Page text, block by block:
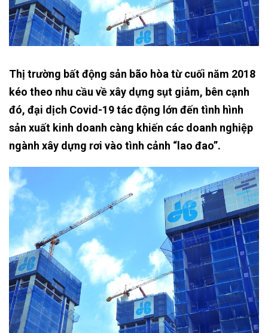
Thị trường bất động sản bão hòa từ cuối năm 2018
kéo theo nhu cầu về xây dựng sụt giảm, bên cạnh
đó, đại dịch Covid-19 tác động lớn đến tình hình
sản xuất kinh doanh càng khiến các doanh nghiệp
ngành xây dựng rơi vào tình cảnh “lao đao”.